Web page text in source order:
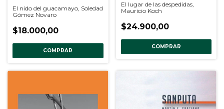
El nido del guacamayo, Soledad
Gómez Novaro
$18.000,00
COMPRAR
El lugar de las despedidas,
Mauricio Koch
$24.900,00
COMPRAR